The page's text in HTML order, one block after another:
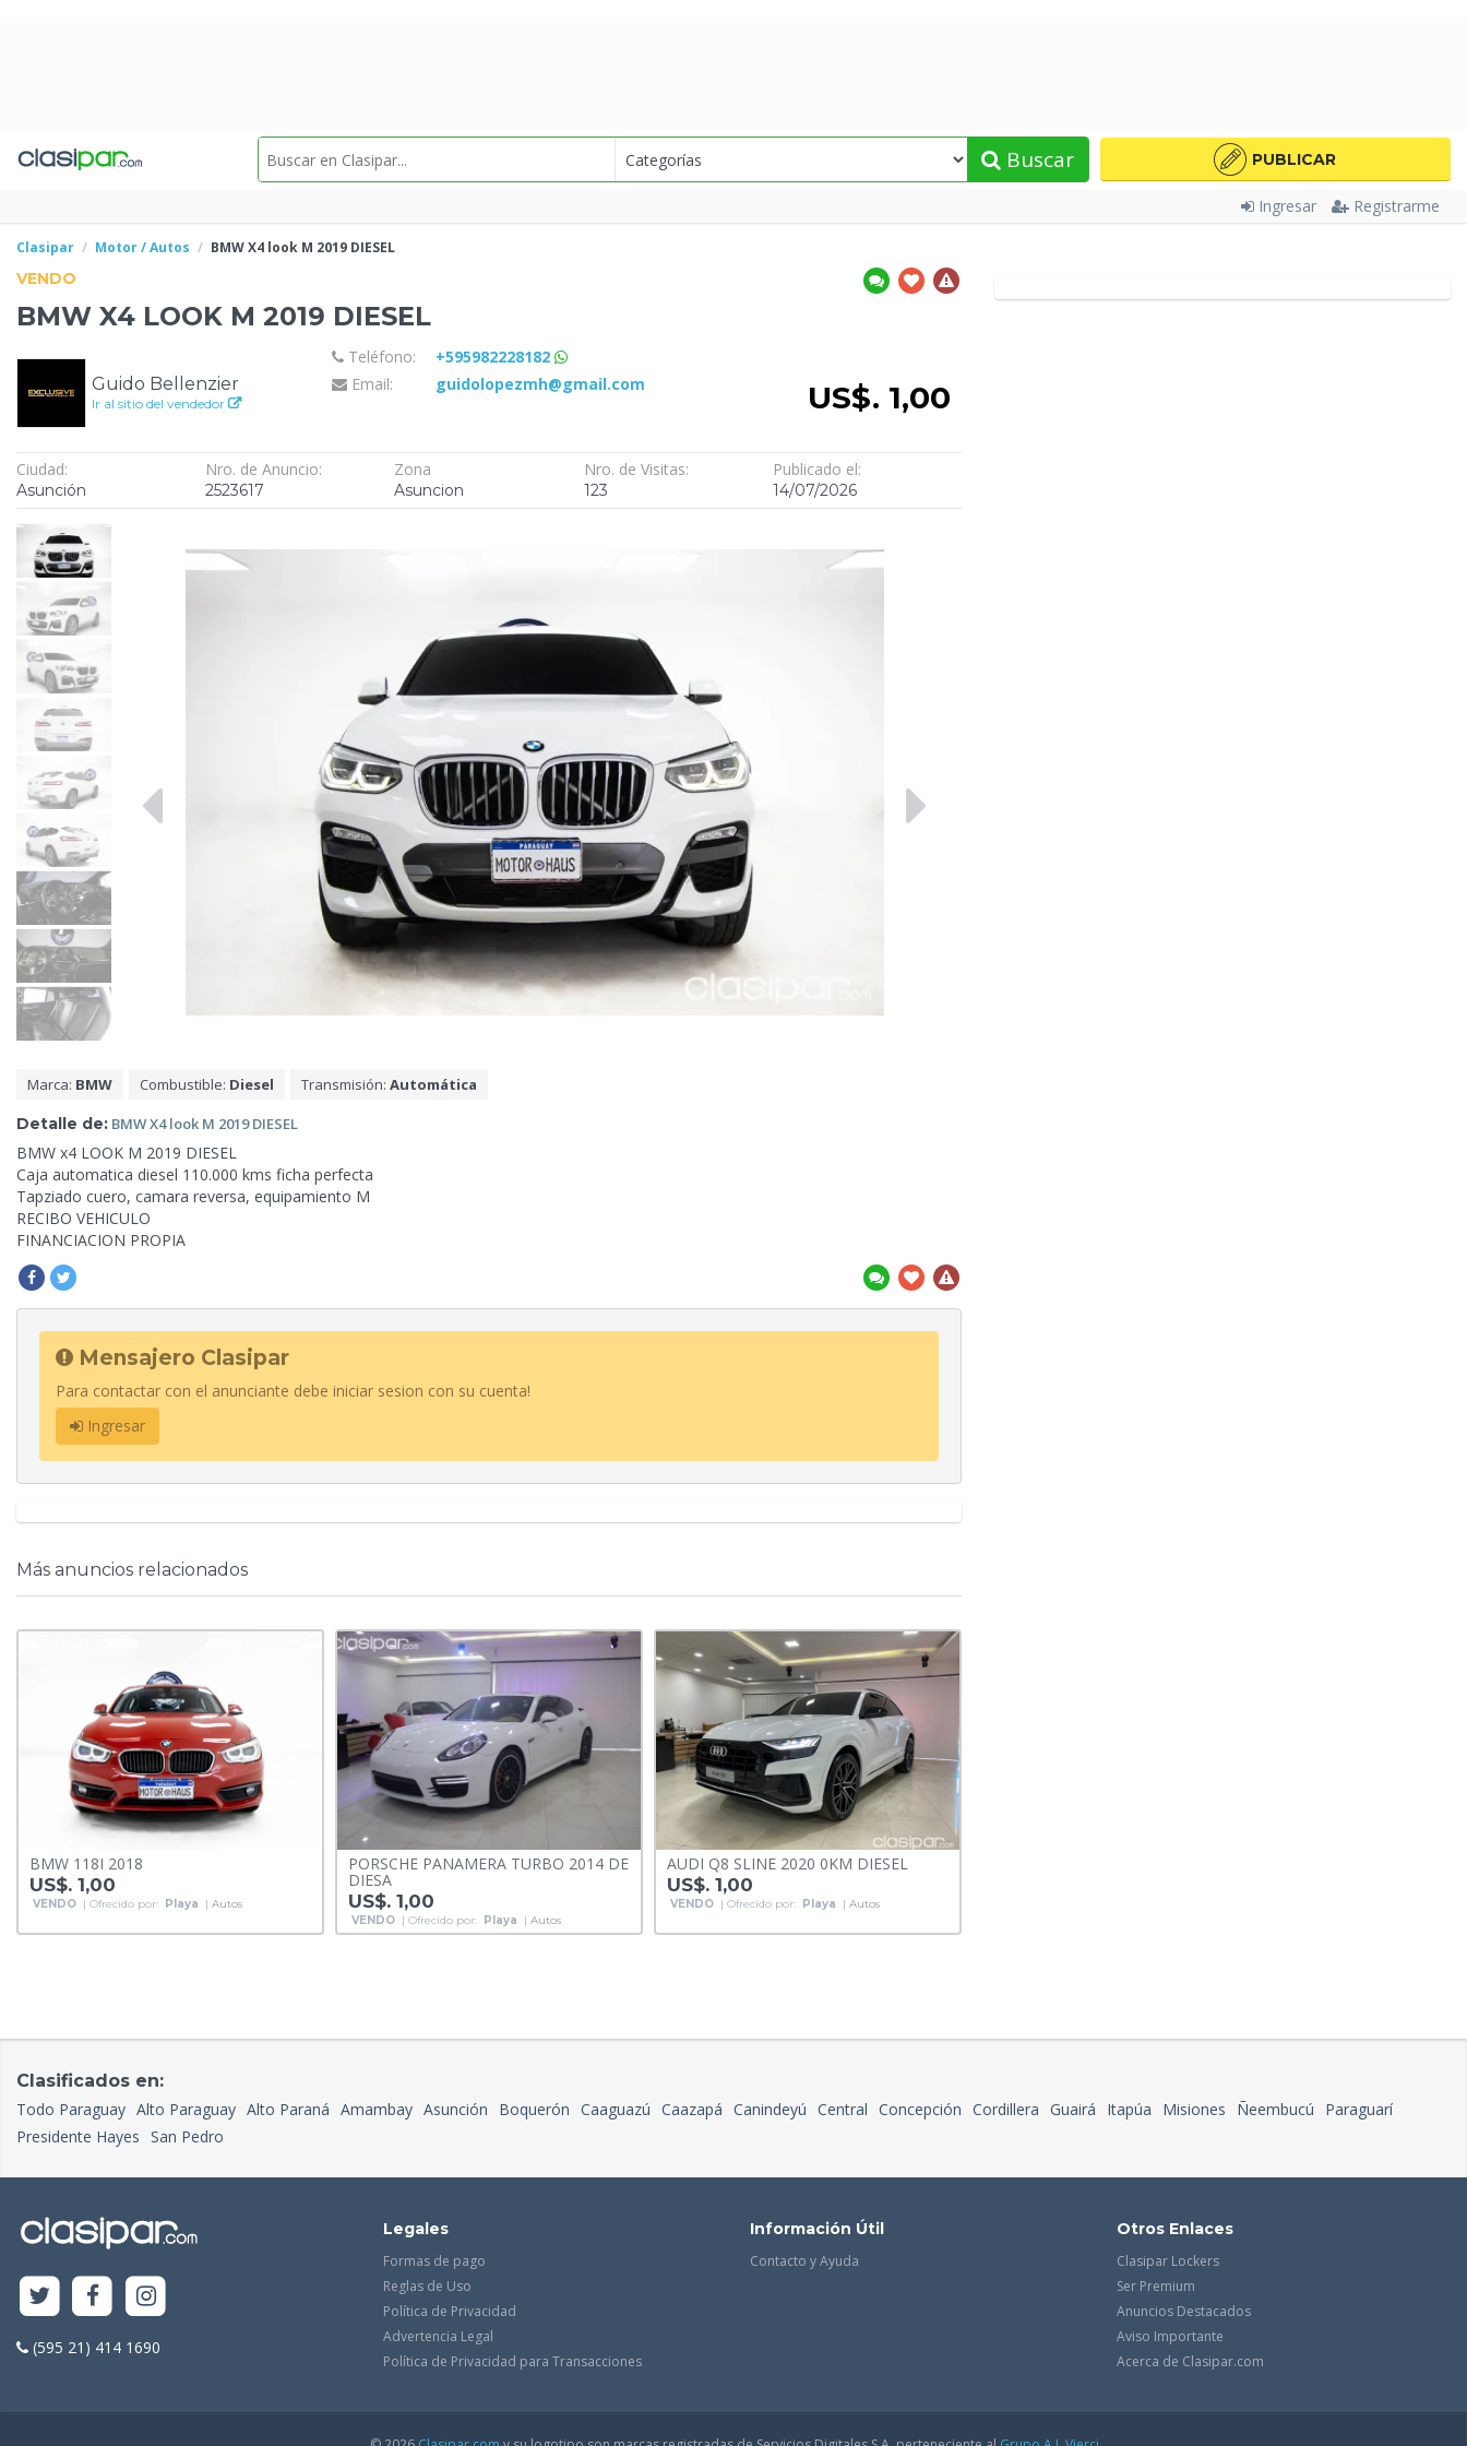
Buscar PUBLICAR
Ingresar Registrarme
Clasipar Motor / Autos BMW X4 look M 2019 DIESEL
VENDO
BMW X4 LOOK M 2019 DIESEL
Guido Bellenzier
Ir al sitio del vendedor
Teléfono:
+595982228182
Email:
guidolopezmh@gmail.com US$. 1,00
Ciudad:
Asunción
Nro. de Anuncio:
2523617
Zona
Asuncion
Nro. de Visitas:
123
Publicado el:
14/07/2026
Marca: BMW Combustible: Diesel Transmisión: Automática
Detalle de: BMW X4 look M 2019 DIESEL
BMW x4 LOOK M 2019 DIESEL
Caja automatica diesel 110.000 kms ficha perfecta
Tapziado cuero, camara reversa, equipamiento M
RECIBO VEHICULO
FINANCIACION PROPIA
Mensajero Clasipar
Para contactar con el anunciante debe iniciar sesion con su cuenta!
Ingresar
Más anuncios relacionados
BMW 118I 2018
US$. 1,00
VENDO | Ofrecido por: Playa | Autos
PORSCHE PANAMERA TURBO 2014 DE
DIESA
US$. 1,00
VENDO | Ofrecido por: Playa | Autos
AUDI Q8 SLINE 2020 0KM DIESEL
US$. 1,00
VENDO | Ofrecido por: Playa | Autos
Clasificados en:
Todo Paraguay Alto Paraguay Alto Paraná Amambay Asunción Boquerón Caaguazú Caazapá Canindeyú Central Concepción Cordillera Guairá Itapúa Misiones Ñeembucú
Paraguarí
Presidente Hayes San Pedro
(595 21) 414 1690
Legales
Formas de pago
Reglas de Uso
Política de Privacidad
Advertencia Legal
Política de Privacidad para Transacciones
Información Útil
Contacto y Ayuda
Otros Enlaces
Clasipar Lockers
Ser Premium
Anuncios Destacados
Aviso Importante
Acerca de Clasipar.com